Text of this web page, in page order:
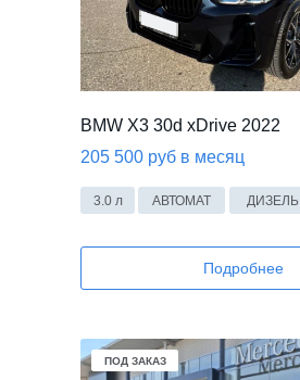
3.0 л ДИЗЕЛЬ
АВТОМАТ
Подробнее
205 500 руб в месяц
BMW X3 30d xDrive 2022
ПОД ЗАКАЗ
ПОД ЗАКАЗ